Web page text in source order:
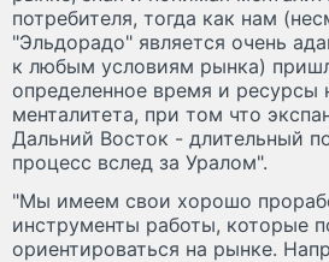
потребителя, тогда как нам
"Эльдорадо" является очень
к любым условиям рынка)
определенное время и ресурсы
менталитета, при том что
Дальний Восток - длительный
процесс вслед за Уралом".
"Мы имеем свои хорошо
инструменты работы, которые
ориентироваться на рынке.